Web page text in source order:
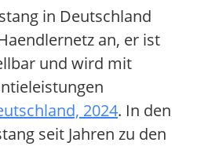
in Deutschland
an, er ist
und wird mit
2024. In den
seit Jahren zu den